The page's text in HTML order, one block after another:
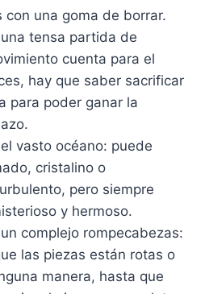
con una goma de borrar.
tensa partida de
cuenta para el
hay que saber sacrificar
para poder ganar la
vasto océano: puede
cristalino o
pero siempre
y hermoso.
complejo rompecabezas:
las piezas están rotas o
manera, hasta que